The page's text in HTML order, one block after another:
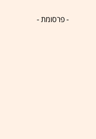
- פרסומת -